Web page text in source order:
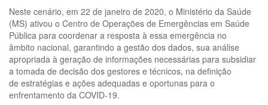
Neste cenário, em 22 de janeiro de 2020, o Ministério da Saúde
(MS) ativou o Centro de Operações de Emergências em Saúde
Pública para coordenar a resposta à essa emergência no
âmbito nacional, garantindo a gestão dos dados, sua análise
apropriada à geração de informações necessárias para subsidiar
a tomada de decisão dos gestores e técnicos, na definição
de estratégias e ações adequadas e oportunas para o
enfrentamento da COVID-19.